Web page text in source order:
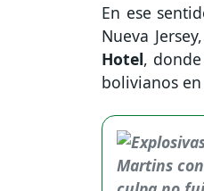
En ese
Nueva
Hotel,
bolivianos en